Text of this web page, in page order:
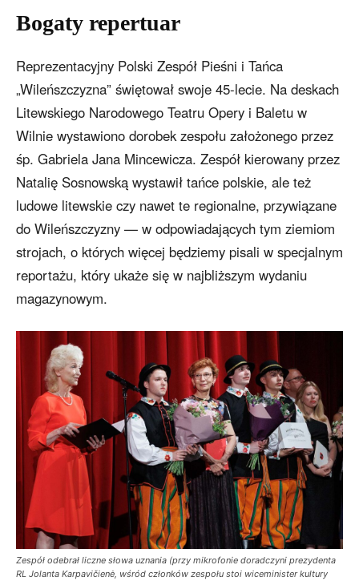
Bogaty repertuar
Reprezentacyjny Polski Zespół Pieśni i Tańca
„Wileńszczyzna” świętował swoje 45-lecie. Na deskach
Litewskiego Narodowego Teatru Opery i Baletu w
Wilnie wystawiono dorobek zespołu założonego przez
śp. Gabriela Jana Mincewicza. Zespół kierowany przez
Natalię Sosnowską wystawił tańce polskie, ale też
ludowe litewskie czy nawet te regionalne, przywiązane
do Wileńszczyzny — w odpowiadających tym ziemiom
strojach, o których więcej będziemy pisali w specjalnym
reportażu, który ukaże się w najbliższym wydaniu
magazynowym.
Zespół odebrał liczne słowa uznania (przy mikrofonie doradczyni prezydenta
RL Jolanta Karpavičienė, wśród członków zespołu stoi wiceminister kultury